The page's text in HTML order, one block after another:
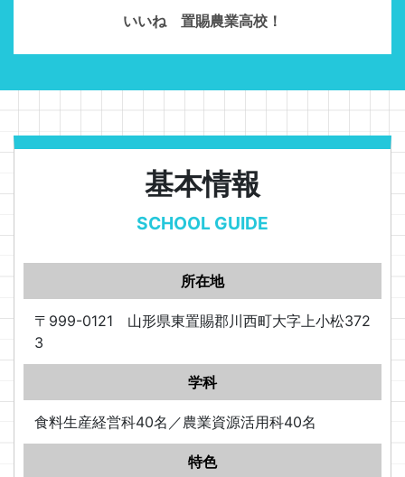
いいね 置賜農業高校！
基本情報
SCHOOL GUIDE
所在地
〒999-0121 山形県東置賜郡川西町大字上小松372
3
学科
食料生産経営科40名／農業資源活用科40名
特色